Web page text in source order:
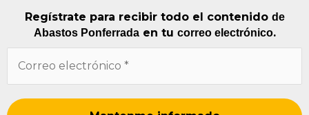
Regístrate para recibir todo el contenido de
Abastos Ponferradaen tu correo electrónico.